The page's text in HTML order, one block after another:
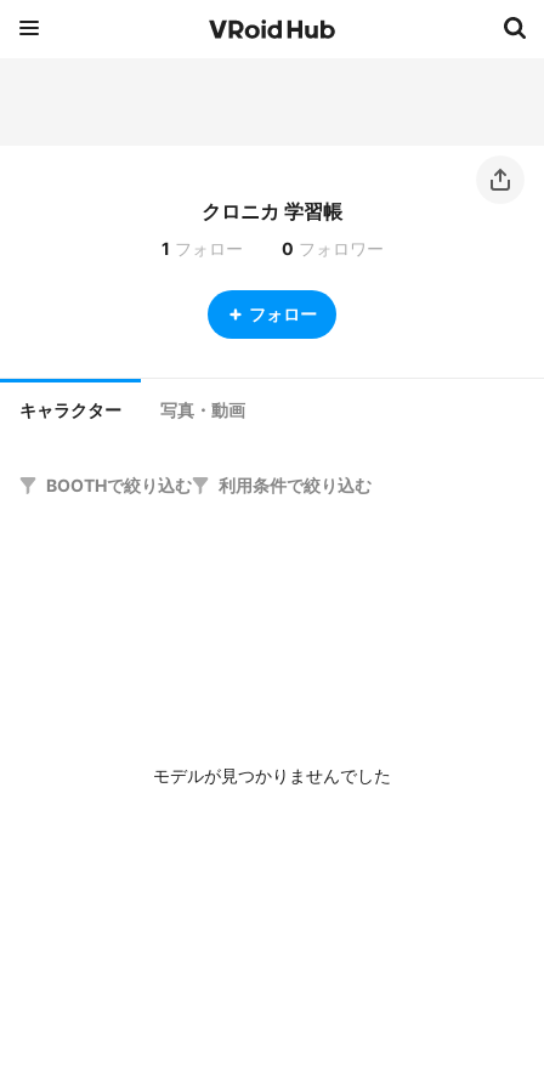
クロニカ 学習帳
1 フォロー 0 フォロワー
フォロー
キャラクター 写真・動画
BOOTHで絞り込む 利用条件で絞り込む
モデルが見つかりませんでした